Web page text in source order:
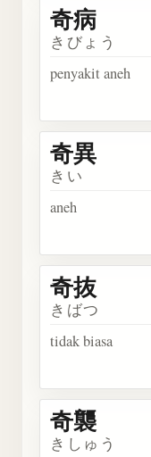
奇病
きびょう
penyakit aneh
奇異
きい
aneh
奇抜
きばつ
tidak biasa
奇襲
きしゅう